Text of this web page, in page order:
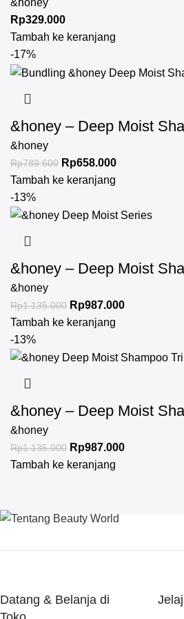
&honey
Rp329.000
Tambah ke keranjang
-17%
&honey – Deep Moist
&honey
Rp789.600 Rp658.000
Tambah ke keranjang
-13%
&honey – Deep Moist
&honey
Rp1.135.000 Rp987.000
Tambah ke keranjang
-13%
&honey – Deep Moist
&honey
Rp1.135.000 Rp987.000
Tambah ke keranjang
Datang & Belanja di